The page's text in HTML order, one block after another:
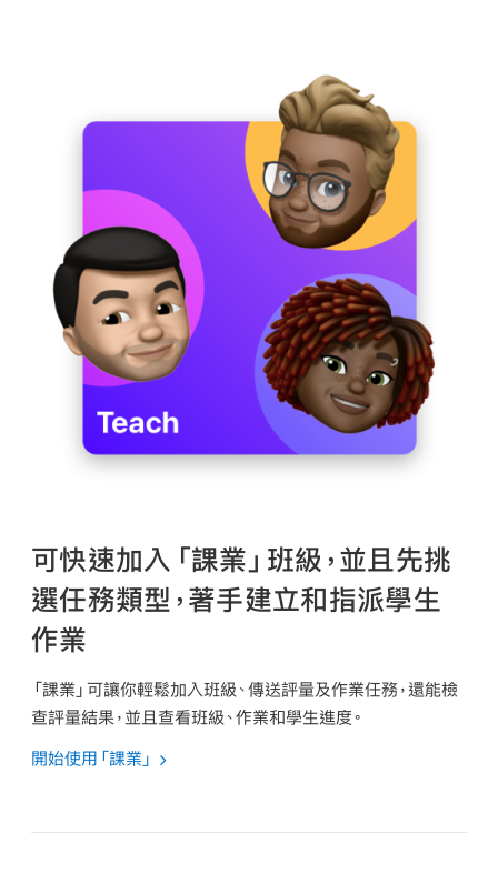
可快速加入「課業」班級，並且先挑
選任務類型，著手建立和指派學生
作業
「課業」可讓你輕鬆加入班級、傳送評量及作業任務，還能檢
查評量結果，並且查看班級、作業和學生進度。
開始使用「課業」